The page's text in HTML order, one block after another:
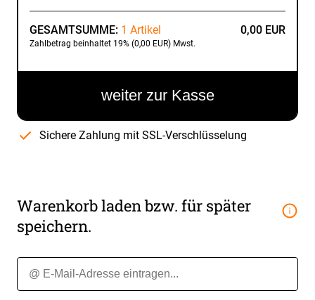
GESAMTSUMME: 1 Artikel
Zahlbetrag beinhaltet 19% (0,00 EUR) Mwst.
0,00 EUR
weiter zur Kasse
Sichere Zahlung mit SSL-Verschlüsselung
Warenkorb laden bzw. für später
speichern.